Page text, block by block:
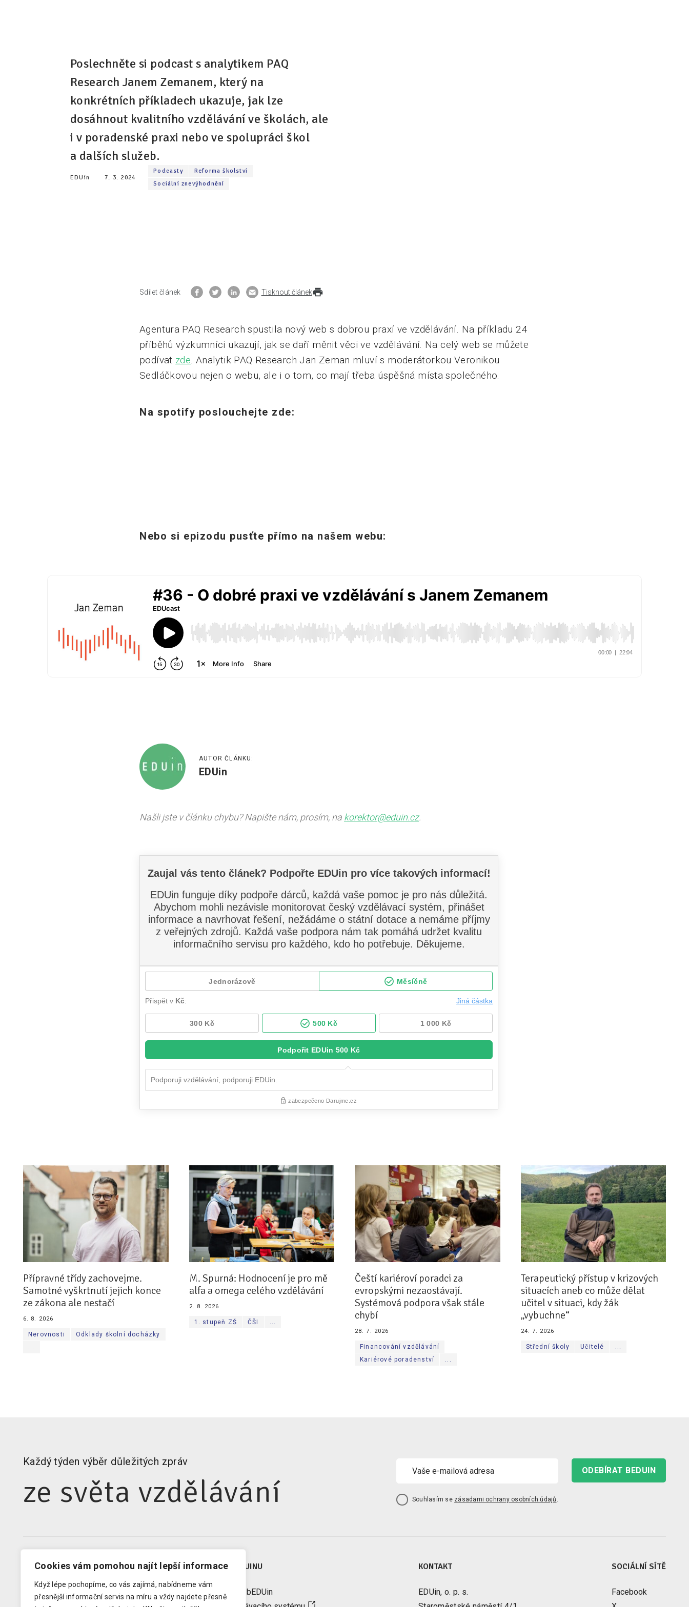
Cookies vám pomohou najít lepší informace
Když lépe pochopíme, co vás zajímá, nabídneme vám
přesnější informační servis na míru a vždy najdete přesně
Poslechněte si podcast s analytikem PAQ
Research Janem Zemanem, který na
konkrétních příkladech ukazuje, jak lze
dosáhnout kvalitního vzdělávání ve školách, ale
i v poradenské praxi nebo ve spolupráci škol
a dalších služeb.
EDUin 7. 3. 2024
Podcasty
Reforma školství
Sociální znevýhodnění
Sdílet článek Tisknout článek
Agentura PAQ Research spustila nový web s dobrou praxí ve vzdělávání. Na příkladu 24
příběhů výzkumníci ukazují, jak se daří měnit věci ve vzdělávání. Na celý web se můžete
podívat zde. Analytik PAQ Research Jan Zeman mluví s moderátorkou Veronikou
Sedláčkovou nejen o webu, ale i o tom, co mají třeba úspěšná místa společného.
Na spotify poslouchejte zde:
Nebo si epizodu pusťte přímo na našem webu:
AUTOR ČLÁNKU:
EDUin
Našli jste v článku chybu? Napište nám, prosím, na korektor@eduin.cz.
Přípravné třídy zachovejme.
Samotné vyškrtnutí jejich konce
ze zákona ale nestačí
6. 8. 2026
Nerovnosti
Odklady školní docházky
...
M. Spurná: Hodnocení je pro mě
alfa a omega celého vzdělávání
2. 8. 2026
1. stupeň ZŠ ČŠI ...
Čeští kariéroví poradci za
evropskými nezaostávají.
Systémová podpora však stále
chybí
28. 7. 2026
Financování vzdělávání
Kariérové poradenství
...
Terapeutický přístup v krizových
situacích aneb co může dělat
učitel v situaci, kdy žák
„vybuchne“
24. 7. 2026
Střední školy Učitelé ...
Každý týden výběr důležitých zpráv
ze světa vzdělávání Souhlasím se zásadami ochrany osobních údajů .
ODEBÍRAT BEDUIN
EDUIN
Domovská stránka
RODINA EDUINU
Newsletter bEDUin
KONTAKT
EDUin, o. p. s.
SOCIÁLNÍ SÍTĚ
Facebook